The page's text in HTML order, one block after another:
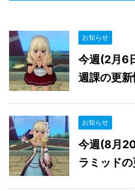
お知らせ
今週(2月6
週課の更
お知らせ
今週(8月
ラミッド